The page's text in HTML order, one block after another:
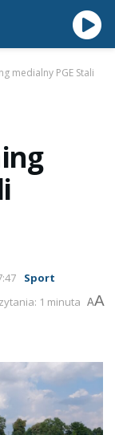
medialny PGE Stali
Sport
1 minuta
AA